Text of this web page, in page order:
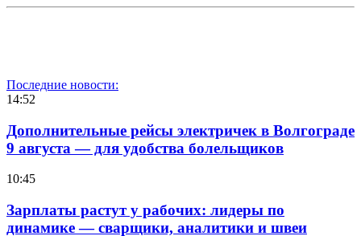
Последние новости:
14:52
Дополнительные рейсы электричек в Волгограде
9 августа — для удобства болельщиков
10:45
Зарплаты растут у рабочих: лидеры по
динамике — сварщики, аналитики и швеи